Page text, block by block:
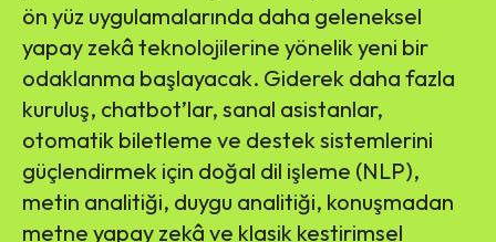
ön yüz uygulamalarında daha geleneksel
yapay zekâ teknolojilerine yönelik yeni bir
odaklanma başlayacak. Giderek daha fazla
kuruluş, chatbot’lar, sanal asistanlar,
otomatik biletleme ve destek sistemlerini
güçlendirmek için doğal dil işleme (NLP),
metin analitiği, duygu analitiği, konuşmadan
metne yapay zekâ ve klasik kestirimsel